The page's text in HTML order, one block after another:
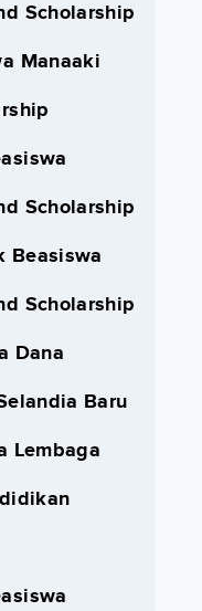
Scholarship
Manaaki
Scholarship
Beasiswa
Scholarship
Dana
Baru
Lembaga